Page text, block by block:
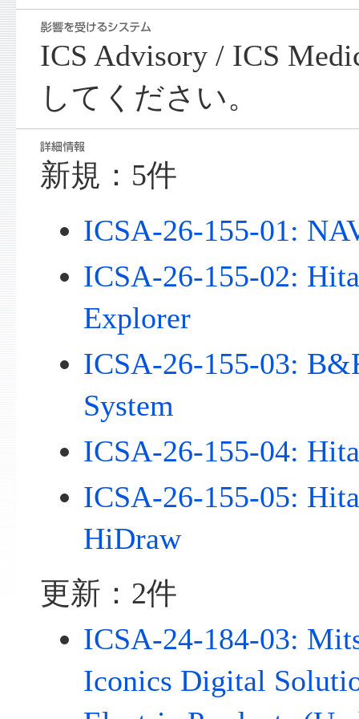
ICS Advisory / ICS
してください。
新規：5件
ICSA-26-155-01:
ICSA-26-155-02:
Explorer
ICSA-26-155-03:
System
ICSA-26-155-04:
ICSA-26-155-05:
HiDraw
更新：2件
ICSA-24-184-03:
Iconics Digital